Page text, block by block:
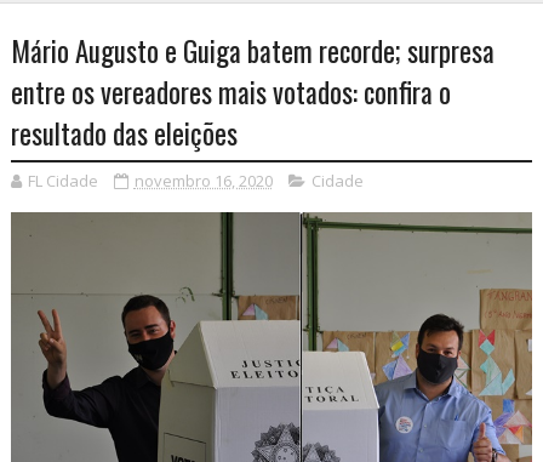
Mário Augusto e Guiga batem recorde; surpresa
entre os vereadores mais votados: confira o
resultado das eleições
FL Cidade novembro 16, 2020 Cidade